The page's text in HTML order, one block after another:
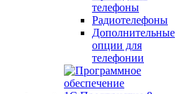
телефоны
Радиотелефоны
Дополнительные
опции для
телефонии